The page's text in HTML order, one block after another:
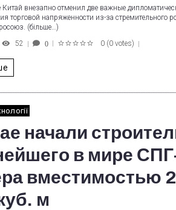
внезапно отменил две важные
торговой напряженности из-за стремительного
(більше…)
52 0 0 (0 votes)
начали
в мире
вместимостью
м